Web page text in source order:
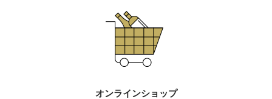
オンラインショップ